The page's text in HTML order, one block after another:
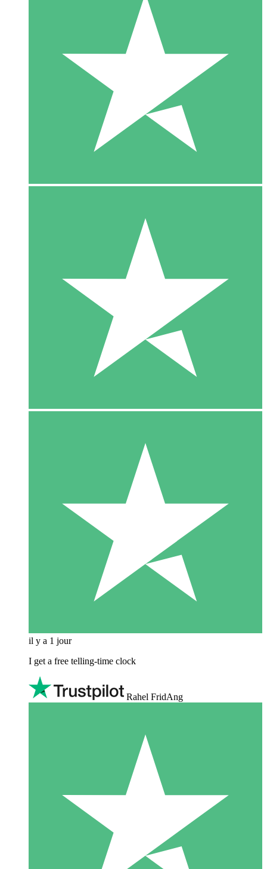
il y a 1 jour
I get a free telling-time clock
Rahel FridAng